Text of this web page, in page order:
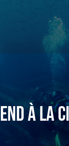
à La